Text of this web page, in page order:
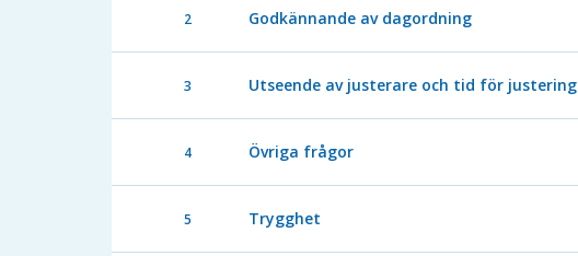
2 Godkännande av dagordning
3 Utseende av justerare och tid för justering
4 Övriga frågor
5 Trygghet